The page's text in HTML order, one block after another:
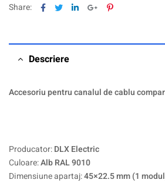
Share: Facebook
TwitterLinkedinGoogle+Pinterest
Descriere
Accesoriu pentru canalul de cablu
Producator:DLX Electric
Culoare:Alb RAL 9010
Dimensiune apartaj:45×22.5 mm (1